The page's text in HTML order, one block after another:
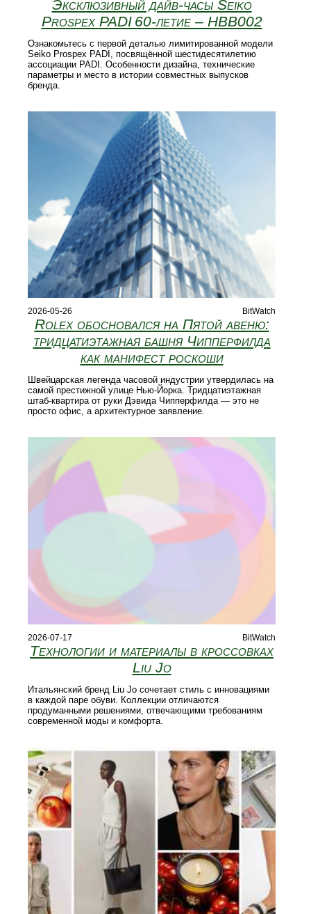
Эксклюзивный дайв-часы Seiko
Prospex PADI 60‑летие – HBB002
Ознакомьтесь с первой деталью лимитированной модели
Seiko Prospex PADI, посвящённой шестидесятилетию
ассоциации PADI. Особенности дизайна, технические
параметры и место в истории совместных выпусков
бренда.
2026-05-26 BitWatch
Rolex обосновался на Пятой авеню:
тридцатиэтажная башня Чипперфилда
как манифест роскоши
Швейцарская легенда часовой индустрии утвердилась на
самой престижной улице Нью-Йорка. Тридцатиэтажная
штаб-квартира от руки Дэвида Чипперфилда — это не
просто офис, а архитектурное заявление.
2026-07-17 BitWatch
Технологии и материалы в кроссовках
Liu Jo
Итальянский бренд Liu Jo сочетает стиль с инновациями
в каждой паре обуви. Коллекции отличаются
продуманными решениями, отвечающими требованиям
современной моды и комфорта.